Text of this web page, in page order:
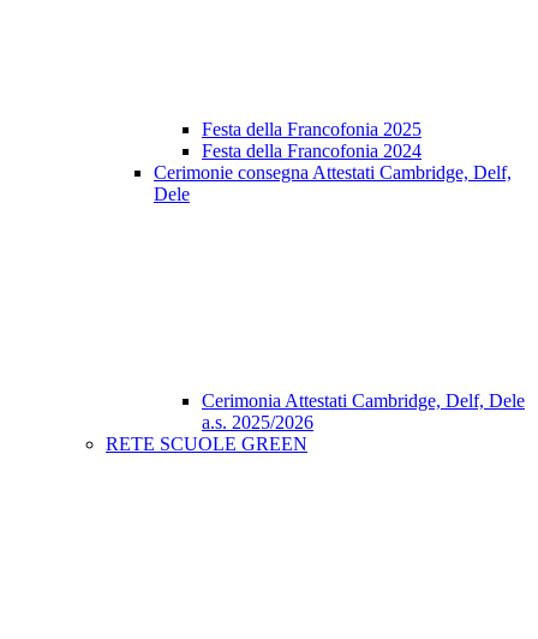
Festa della Francofonia 2025
Festa della Francofonia 2024
Cerimonie consegna Attestati Cambridge, Delf,
Dele
Cerimonia Attestati Cambridge, Delf, Dele
a.s. 2025/2026
RETE SCUOLE GREEN